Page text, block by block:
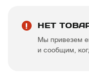
НЕТ
Мы привезем
и сообщим,